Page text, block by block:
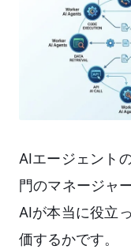
AIエージェント
門のマネージャ
AIが本当に役立
価するかです。